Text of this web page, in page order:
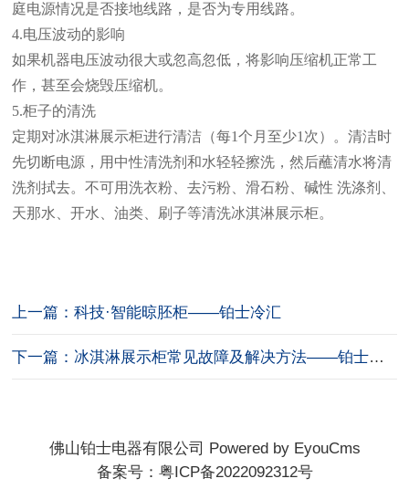
庭电源情况是否接地线路，是否为专用线路。
4.电压波动的影响
如果机器电压波动很大或忽高忽低，将影响压缩机正常工
作，甚至会烧毁压缩机。
5.柜子的清洗
定期对冰淇淋展示柜进行清洁（每1个月至少1次）。清洁时
先切断电源，用中性清洗剂和水轻轻擦洗，然后蘸清水将清
洗剂拭去。不可用洗衣粉、去污粉、滑石粉、碱性 洗涤剂、
天那水、开水、油类、刷子等清洗冰淇淋展示柜。
上一篇：科技·智能晾胚柜——铂士冷汇
下一篇：冰淇淋展示柜常见故障及解决方法——铂士冷汇
佛山铂士电器有限公司 Powered by EyouCms
备案号： 粤ICP备2022092312号